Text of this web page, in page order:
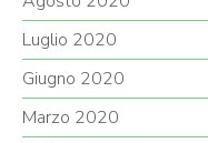
Luglio 2020
Giugno 2020
Marzo 2020